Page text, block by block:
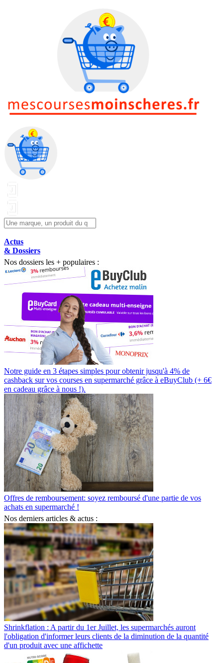
Actus
& Dossiers
Nos dossiers les + populaires :
Notre guide en 3 étapes simples pour obtenir jusqu'à 4% de
cashback sur vos courses en supermarché grâce à eBuyClub (+ 6€
en cadeau grâce à nous !).
Offres de remboursement: soyez remboursé d'une partie de vos
achats en supermarché !
Nos derniers articles & actus :
Shrinkflation : A partir du 1er Juillet, les supermarchés auront
l'obligation d'informer leurs clients de la diminution de la quantité
d'un produit avec une affichette